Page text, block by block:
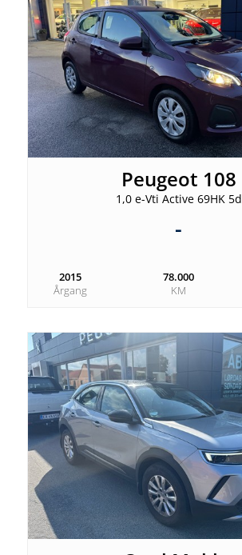
Peugeot 108
1,0 e-Vti Active 69HK 5d
-
2015
Årgang
78.000
KM